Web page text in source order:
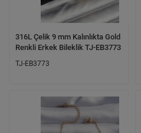
316L Çelik 9 mm Kalınlıkta Gold
Renkli Erkek Bileklik TJ-EB3773
TJ-EB3773